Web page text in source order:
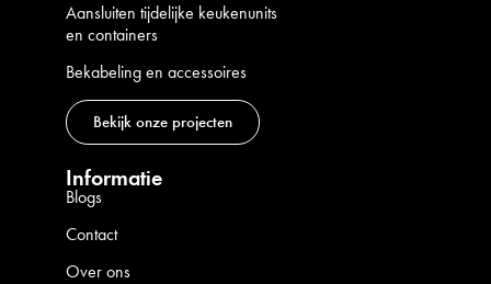
Aansluiten tijdelijke keukenunits
en containers
Bekabeling en accessoires
Bekijk onze projecten
Informatie
Blogs
Contact
Over ons